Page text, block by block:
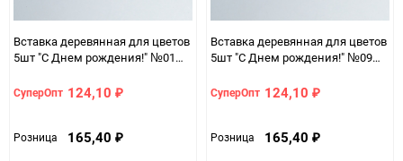
Вставка деревянная для цветов
5шт "С Днем рождения!" №01
СуперОпт 124,10 ₽
Розница 165,40 ₽
Вставка деревянная для цветов
5шт "С Днем рождения!" №09
СуперОпт 124,10 ₽
Розница 165,40 ₽